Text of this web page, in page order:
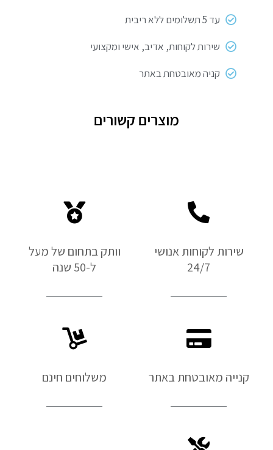
עד 5 תשלומים ללא ריבית
שירות לקוחות, אדיב, אישי ומקצועי
קניה מאובטחת באתר
מוצרים קשורים
שירות לקוחות אנושי
24/7
וותק בתחום של מעל
ל-50 שנה
קנייה מאובטחת באתר משלוחים חינם